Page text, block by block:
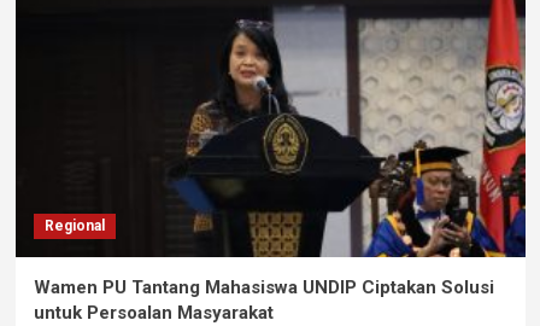
Regional
Wamen PU Tantang Mahasiswa UNDIP Ciptakan Solusi
untuk Persoalan Masyarakat